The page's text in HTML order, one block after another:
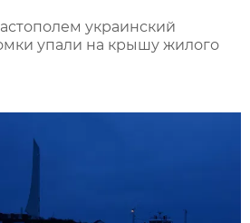
украинский
упали на крышу жилого